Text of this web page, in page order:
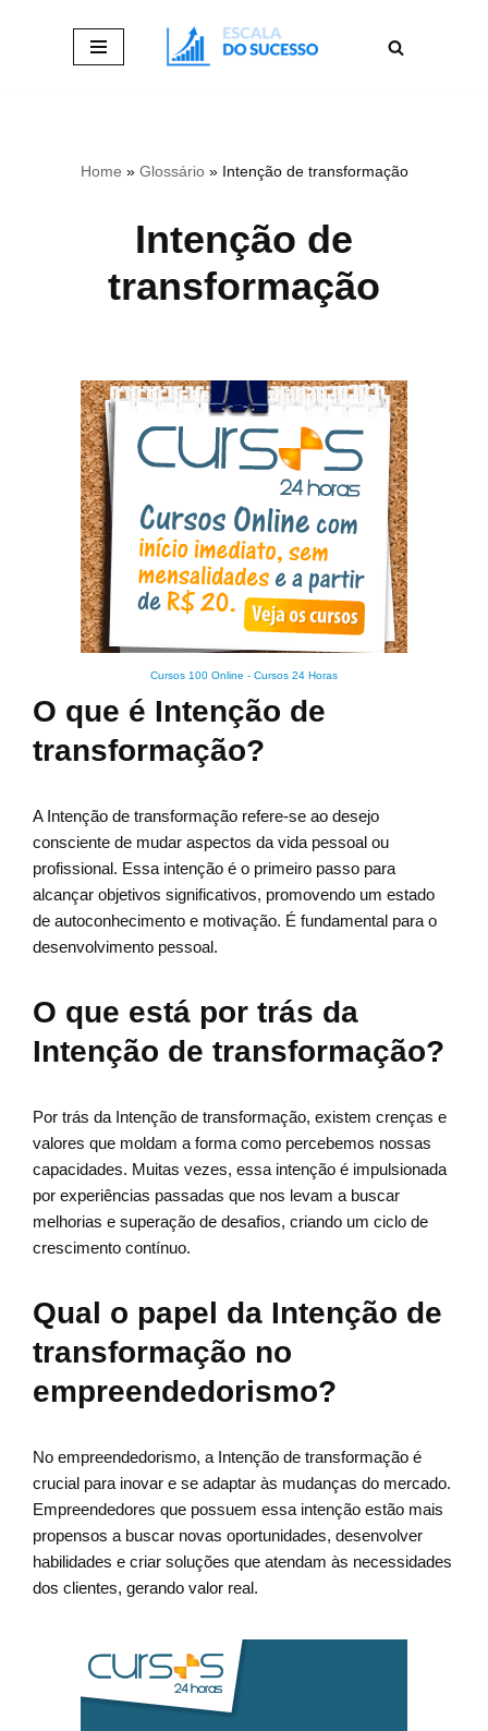
Home » Glossário» Intenção de transformação
Intenção de
transformação
Cursos 100 Online - Cursos 24 Horas
O que é Intenção de
transformação?
A Intenção de transformação refere-se ao desejo
consciente de mudar aspectos da vida pessoal ou
profissional. Essa intenção é o primeiro passo para
alcançar objetivos significativos, promovendo um estado
de autoconhecimento e motivação. É fundamental para o
desenvolvimento pessoal.
O que está por trás da
Intenção de transformação?
Por trás da Intenção de transformação, existem crenças e
valores que moldam a forma como percebemos nossas
capacidades. Muitas vezes, essa intenção é impulsionada
por experiências passadas que nos levam a buscar
melhorias e superação de desafios, criando um ciclo de
crescimento contínuo.
Qual o papel da Intenção de
transformação no
empreendedorismo?
No empreendedorismo, a Intenção de transformação é
crucial para inovar e se adaptar às mudanças do mercado.
Empreendedores que possuem essa intenção estão mais
propensos a buscar novas oportunidades, desenvolver
habilidades e criar soluções que atendam às necessidades
dos clientes, gerando valor real.